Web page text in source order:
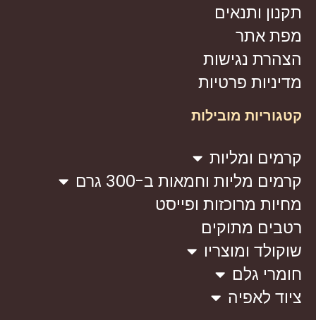
תקנון ותנאים
מפת אתר
הצהרת נגישות
מדיניות פרטיות
קטגוריות מובילות
קרמים ומליות
קרמים מליות וחמאות ב-300 גרם
מחיות מרוכזות ופייסט
רטבים מתוקים
שוקולד ומוצריו
חומרי גלם
ציוד לאפיה